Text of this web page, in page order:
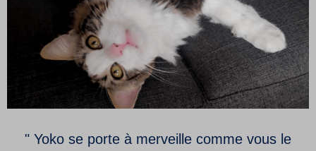
" Yoko se porte à merveille comme vous le